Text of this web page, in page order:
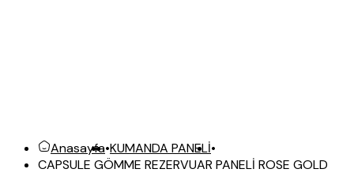
Anasayfa•KUMANDA PANELİ•
CAPSULE GÖMME REZERVUAR PANELİ ROSE GOLD